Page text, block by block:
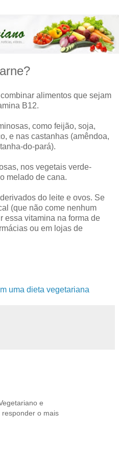
alimentos que sejam
B12.
como feijão, soja,
e nas castanhas (amêndoa,
do-pará).
nos vegetais verde-
melado de cana.
do leite e ovos. Se
(que não come nenhum
essa vitamina na forma de
ou em lojas de
uma dieta vegetariana
e
o mais